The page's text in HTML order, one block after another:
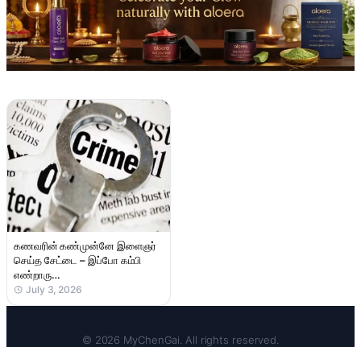
கணவரின் கண்முன்னே இளைஞர்
செய்த சேட்டை – இப்போ கம்பி
எண்றாரு…
July 3, 2026
© 2026 MyChenGai. All rights reserved.